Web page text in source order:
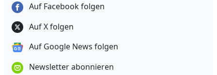
Auf Facebook folgen
Auf X folgen
Auf Google News folgen
Newsletter abonnieren